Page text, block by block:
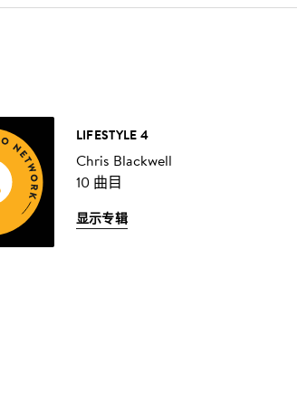
LIFESTYLE 4
Chris Blackwell
10 曲目
显示专辑